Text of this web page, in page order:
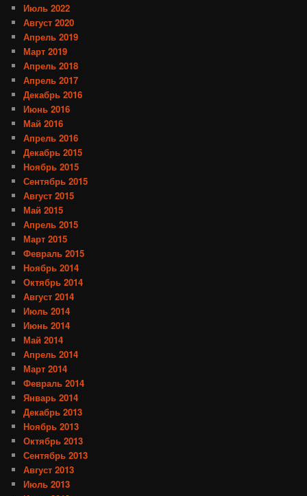
Июль 2022
Август 2020
Апрель 2019
Март 2019
Апрель 2018
Апрель 2017
Декабрь 2016
Июнь 2016
Май 2016
Апрель 2016
Декабрь 2015
Ноябрь 2015
Сентябрь 2015
Август 2015
Май 2015
Апрель 2015
Март 2015
Февраль 2015
Ноябрь 2014
Октябрь 2014
Август 2014
Июль 2014
Июнь 2014
Май 2014
Апрель 2014
Март 2014
Февраль 2014
Январь 2014
Декабрь 2013
Ноябрь 2013
Октябрь 2013
Сентябрь 2013
Август 2013
Июль 2013